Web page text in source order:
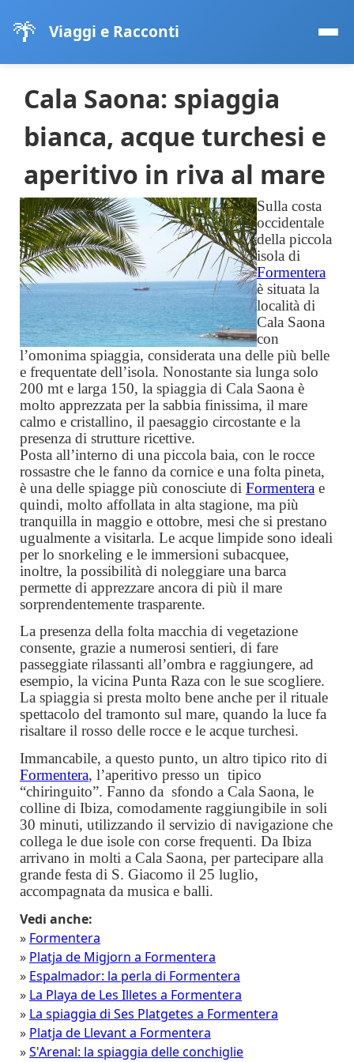
🌴 Viaggi e Racconti
Cala Saona: spiaggia
bianca, acque turchesi e
aperitivo in riva al mare
Sulla costa
occidentale
della piccola
isola di
Formentera
è situata la
località di
Cala Saona
con
l’omonima spiaggia, considerata una delle più belle
e frequentate dell’isola. Nonostante sia lunga solo
200 mt e larga 150, la spiaggia di Cala Saona è
molto apprezzata per la sabbia finissima, il mare
calmo e cristallino, il paesaggio circostante e la
presenza di strutture ricettive.
Posta all’interno di una piccola baia, con le rocce
rossastre che le fanno da cornice e una folta pineta,
è una delle spiagge più conosciute di Formentera e
quindi, molto affollata in alta stagione, ma più
tranquilla in maggio e ottobre, mesi che si prestano
ugualmente a visitarla. Le acque limpide sono ideali
per lo snorkeling e le immersioni subacquee,
inoltre, la possibilità di noleggiare una barca
permette di apprezzare ancora di più il mare
sorprendentemente trasparente.
La presenza della folta macchia di vegetazione
consente, grazie a numerosi sentieri, di fare
passeggiate rilassanti all’ombra e raggiungere, ad
esempio, la vicina Punta Raza con le sue scogliere.
La spiaggia si presta molto bene anche per il rituale
spettacolo del tramonto sul mare, quando la luce fa
risaltare il rosso delle rocce e le acque turchesi.
Immancabile, a questo punto, un altro tipico rito di
Formentera, l’aperitivo presso un tipico
“chiringuito”. Fanno da sfondo a Cala Saona, le
colline di Ibiza, comodamente raggiungibile in soli
30 minuti, utilizzando il servizio di navigazione che
collega le due isole con corse frequenti. Da Ibiza
arrivano in molti a Cala Saona, per partecipare alla
grande festa di S. Giacomo il 25 luglio,
accompagnata da musica e balli.
Vedi anche:
» Formentera
» Platja de Migjorn a Formentera
» Espalmador: la perla di Formentera
» La Playa de Les Illetes a Formentera
» La spiaggia di Ses Platgetes a Formentera
» Platja de Llevant a Formentera
»S'Arenal: la spiaggia delle conchiglie